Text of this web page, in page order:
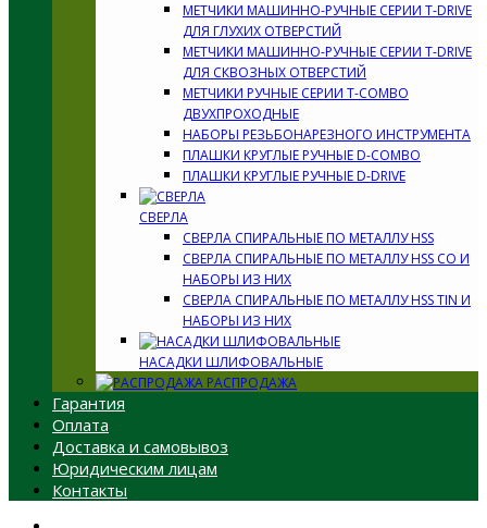
МЕТЧИКИ МАШИННО-РУЧНЫЕ СЕРИИ T-DRIVE
ДЛЯ ГЛУХИХ ОТВЕРСТИЙ
МЕТЧИКИ МАШИННО-РУЧНЫЕ СЕРИИ T-DRIVE
ДЛЯ СКВОЗНЫХ ОТВЕРСТИЙ
МЕТЧИКИ РУЧНЫЕ СЕРИИ T-COMBO
ДВУХПРОХОДНЫЕ
НАБОРЫ РЕЗЬБОНАРЕЗНОГО ИНСТРУМЕНТА
ПЛАШКИ КРУГЛЫЕ РУЧНЫЕ D-COMBO
ПЛАШКИ КРУГЛЫЕ РУЧНЫЕ D-DRIVE
СВЕРЛА
СВЕРЛА СПИРАЛЬНЫЕ ПО МЕТАЛЛУ HSS
СВЕРЛА СПИРАЛЬНЫЕ ПО МЕТАЛЛУ HSS CO И
НАБОРЫ ИЗ НИХ
СВЕРЛА СПИРАЛЬНЫЕ ПО МЕТАЛЛУ HSS TIN И
НАБОРЫ ИЗ НИХ
НАСАДКИ ШЛИФОВАЛЬНЫЕ
РАСПРОДАЖА
Гарантия
Оплата
Доставка и самовывоз
Юридическим лицам
Контакты